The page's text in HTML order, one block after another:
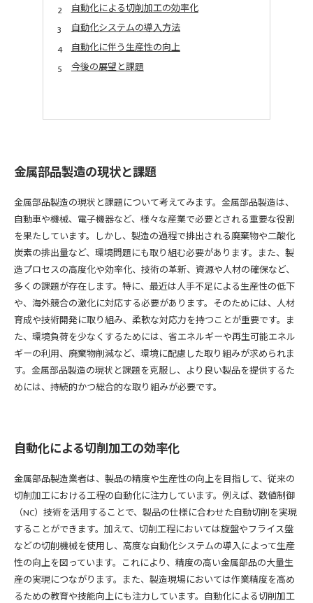
自動化による切削加工の効率化
自動化システムの導入方法
自動化に伴う生産性の向上
今後の展望と課題
金属部品製造の現状と課題
金属部品製造の現状と課題について考えてみます。金属部品製造は、
自動車や機械、電子機器など、様々な産業で必要とされる重要な役割
を果たしています。しかし、製造の過程で排出される廃棄物や二酸化
炭素の排出量など、環境問題にも取り組む必要があります。また、製
造プロセスの高度化や効率化、技術の革新、資源や人材の確保など、
多くの課題が存在します。特に、最近は人手不足による生産性の低下
や、海外競合の激化に対応する必要があります。そのためには、人材
育成や技術開発に取り組み、柔軟な対応力を持つことが重要です。ま
た、環境負荷を少なくするためには、省エネルギーや再生可能エネル
ギーの利用、廃棄物削減など、環境に配慮した取り組みが求められま
す。金属部品製造の現状と課題を克服し、より良い製品を提供するた
めには、持続的かつ総合的な取り組みが必要です。
自動化による切削加工の効率化
金属部品製造業者は、製品の精度や生産性の向上を目指して、従来の
切削加工における工程の自動化に注力しています。例えば、数値制御
（NC）技術を活用することで、製品の仕様に合わせた自動切削を実現
することができます。加えて、切削工程においては旋盤やフライス盤
などの切削機械を使用し、高度な自動化システムの導入によって生産
性の向上を図っています。これにより、精度の高い金属部品の大量生
産の実現につながります。また、製造現場においては作業精度を高め
るための教育や技能向上にも注力しています。自動化による切削加工